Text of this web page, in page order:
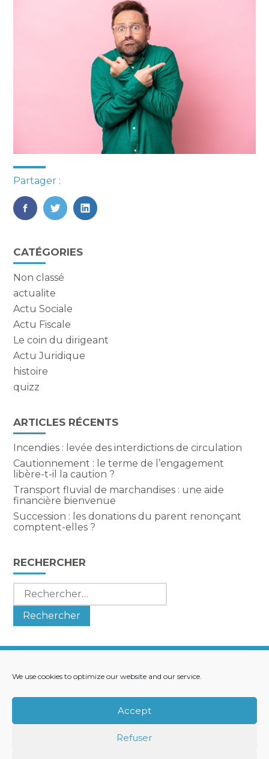
We use cookies to optimize our website and our service.
Accept
Refuser
Partager :
FaceBook
TwitterLinkedIn
Blog
sidebar
CATÉGORIES
Non classé
actualite
Actu Sociale
Actu Fiscale
Le coin du dirigeant
Actu Juridique
histoire
quizz
ARTICLES RÉCENTS
Incendies : levée des interdictions de circulation
Cautionnement : le terme de l’engagement
libère-t-il la caution ?
Transport fluvial de marchandises : une aide
financière bienvenue
Succession : les donations du parent renonçant
comptent-elles ?
RECHERCHER
Rechercher :
Principale
NOS SOLUTIONS
RECRUTEMENT
CONTACT